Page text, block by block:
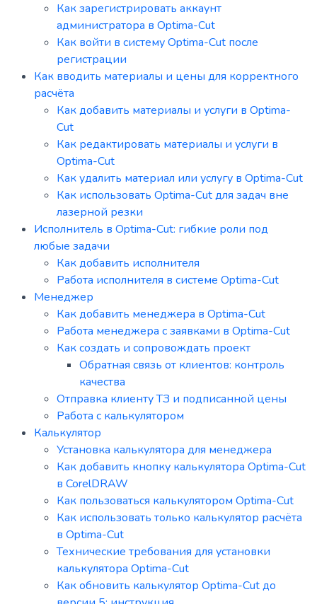
Как зарегистрировать аккаунт
администратора в Optima-Cut
Как войти в систему Optima-Cut после
регистрации
Как вводить материалы и цены для корректного
расчёта
Как добавить материалы и услуги в Optima-
Cut
Как редактировать материалы и услуги в
Optima-Cut
Как удалить материал или услугу в Optima-Cut
Как использовать Optima-Cut для задач вне
лазерной резки
Исполнитель в Optima-Cut: гибкие роли под
любые задачи
Как добавить исполнителя
Работа исполнителя в системе Optima-Cut
Менеджер
Как добавить менеджера в Optima-Cut
Работа менеджера с заявками в Optima-Cut
Как создать и сопровождать проект
Обратная связь от клиентов: контроль
качества
Отправка клиенту ТЗ и подписанной цены
Работа с калькулятором
Калькулятор
Установка калькулятора для менеджера
Как добавить кнопку калькулятора Optima-Cut
в CorelDRAW
Как пользоваться калькулятором Optima-Cut
Как использовать только калькулятор расчёта
в Optima-Cut
Технические требования для установки
калькулятора Optima-Cut
Как обновить калькулятор Optima-Cut до